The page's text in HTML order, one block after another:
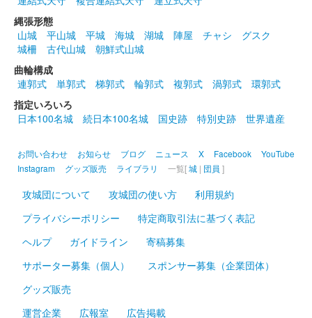
縄張形態
山城
平山城 平城 海城 湖城 陣屋 チャシ
グスク
城柵
古代山城
朝鮮式山城
曲輪構成
連郭式
単郭式 梯郭式 輪郭式 複郭式 渦郭式
環郭式
指定いろいろ
日本100名城
続日本100名城 国史跡 特別史跡 世界遺産
お問い合わせ お知らせ ブログ ニュース X Facebook
YouTube
Instagram
グッズ販売 ライブラリ 一覧[城 | 団員 ]
攻城団について 攻城団の使い方
利用規約
プライバシーポリシー
特定商取引法に基づく表記
ヘルプ
ガイドライン
寄稿募集
サポーター募集（個人）
スポンサー募集（企業団体）
グッズ販売
運営企業
広報室 広告掲載